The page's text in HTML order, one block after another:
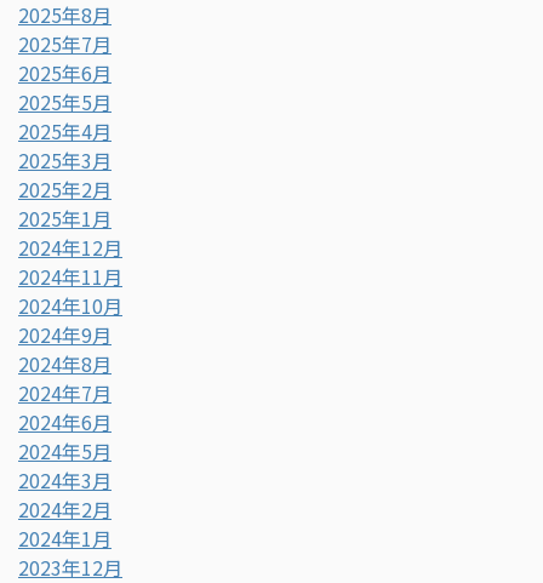
2025年8月
2025年7月
2025年6月
2025年5月
2025年4月
2025年3月
2025年2月
2025年1月
2024年12月
2024年11月
2024年10月
2024年9月
2024年8月
2024年7月
2024年6月
2024年5月
2024年3月
2024年2月
2024年1月
2023年12月